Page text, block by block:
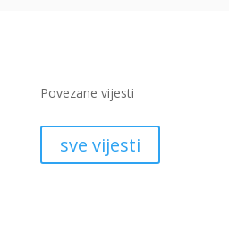
Povezane vijesti
sve vijesti